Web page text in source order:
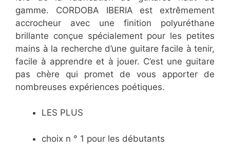
gamme. CORDOBA IBERIA est extrêmement
accrocheur avec une finition polyuréthane
brillante conçue spécialement pour les petites
mains à la recherche d’une guitare facile à tenir,
facile à apprendre et à jouer. C’est une guitare
pas chère qui promet de vous apporter de
nombreuses expériences poétiques.
LES PLUS
choix n ° 1 pour les débutants